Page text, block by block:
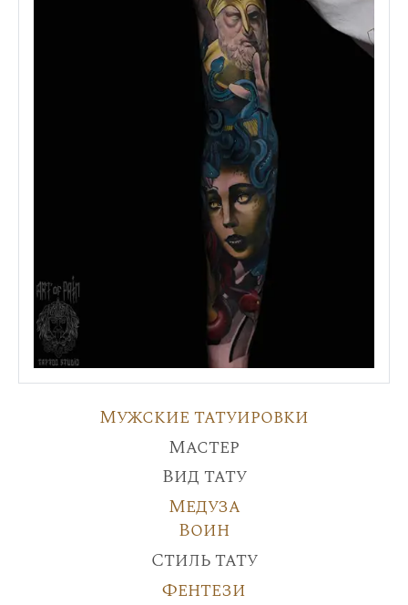
Мужские татуировки
Мастер
Вид тату
Медуза
Воин
Стиль тату
Фентези